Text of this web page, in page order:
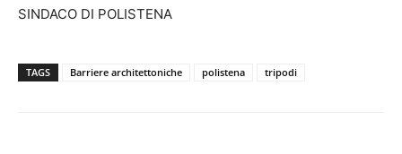
SINDACO DI POLISTENA
TAGS Barriere architettoniche polistena tripodi